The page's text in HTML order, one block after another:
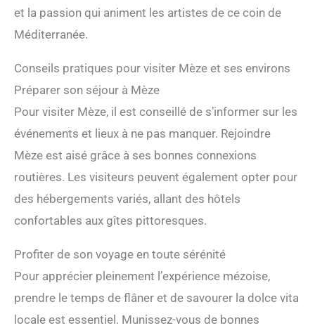
et la passion qui animent les artistes de ce coin de
Méditerranée.
Conseils pratiques pour visiter Mèze et ses environs
Préparer son séjour à Mèze
Pour visiter Mèze, il est conseillé de s’informer sur les
événements et lieux à ne pas manquer. Rejoindre
Mèze est aisé grâce à ses bonnes connexions
routières. Les visiteurs peuvent également opter pour
des hébergements variés, allant des hôtels
confortables aux gîtes pittoresques.
Profiter de son voyage en toute sérénité
Pour apprécier pleinement l’expérience mézoise,
prendre le temps de flâner et de savourer la dolce vita
locale est essentiel. Munissez-vous de bonnes